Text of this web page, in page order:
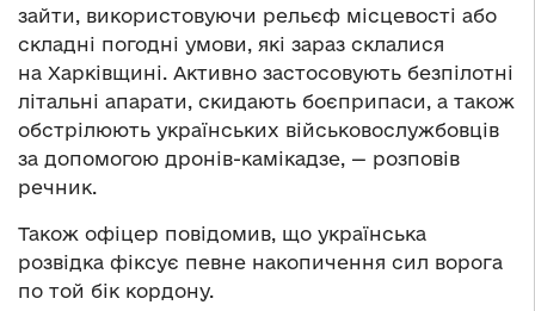
зайти, використовуючи рельєф місцевості або
складні погодні умови, які зараз склалися
на Харківщині. Активно застосовують безпілотні
літальні апарати, скидають боєприпаси, а також
обстрілюють українських військовослужбовців
за допомогою дронів-камікадзе, — розповів
речник.
Також офіцер повідомив, що українська
розвідка фіксує певне накопичення сил ворога
по той бік кордону.